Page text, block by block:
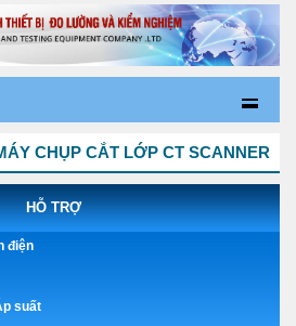
CHỤP CẮT LỚP CT SCANNER
HỖ TRỢ
điện
suất